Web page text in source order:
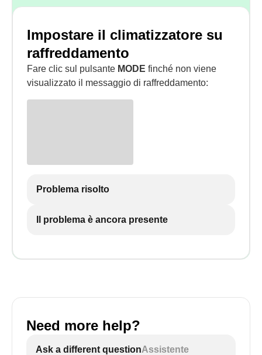
Impostare il climatizzatore su
raffreddamento
Fare clic sul pulsante MODE finché non viene
visualizzato il messaggio di raffreddamento:
Problema risolto
Il problema è ancora presente
Need more help?
Ask a different questionAssistente